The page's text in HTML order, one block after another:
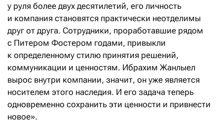
у руля более двух десятилетий, его личность
и компания становятся практически неотделимы
друг от друга. Сотрудники, проработавшие рядом
с Питером Фостером годами, привыкли
к определенному стилю принятия решений,
коммуникации и ценностям. Ибрахим Жанлыел
вырос внутри компании, значит, он уже является
носителем этого наследия. И его задача теперь
одновременно сохранить эти ценности и привнести
новое».